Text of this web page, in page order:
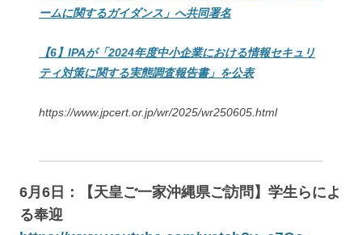
ームに関するガイダンス」へ共同署名
【6】IPAが「2024年度中小企業における情報セキュリ
ティ対策に関する実態調査報告書」を公表
https://www.jpcert.or.jp/wr/2025/wr250605.html
6月6日：【天皇ご一家沖縄県ご訪問】学生らによ
る奉迎